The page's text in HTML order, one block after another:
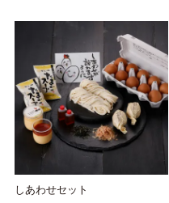
しあわせセット